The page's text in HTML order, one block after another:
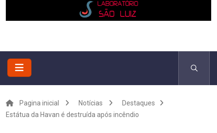
Pagina inicial Notícias
Destaques
Estátua da Havan é destruída após incêndio